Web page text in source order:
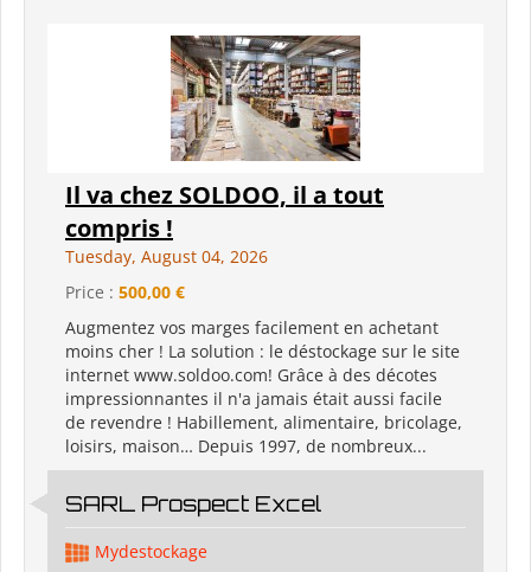
Il va chez SOLDOO, il a tout
compris !
Tuesday, August 04, 2026
Price : 500,00 €
Augmentez vos marges facilement en achetant
moins cher ! La solution : le déstockage sur le site
internet www.soldoo.com! Grâce à des décotes
impressionnantes il n'a jamais était aussi facile
de revendre ! Habillement, alimentaire, bricolage,
loisirs, maison… Depuis 1997, de nombreux...
SARL Prospect Excel
Mydestockage